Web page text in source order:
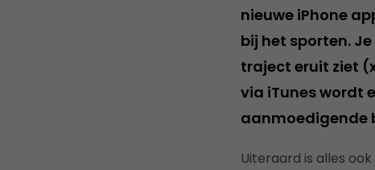
nieuwe iPhone
bij het sporten.
traject eruit ziet
via iTunes wordt
aanmoedigende
Uiteraard is alles